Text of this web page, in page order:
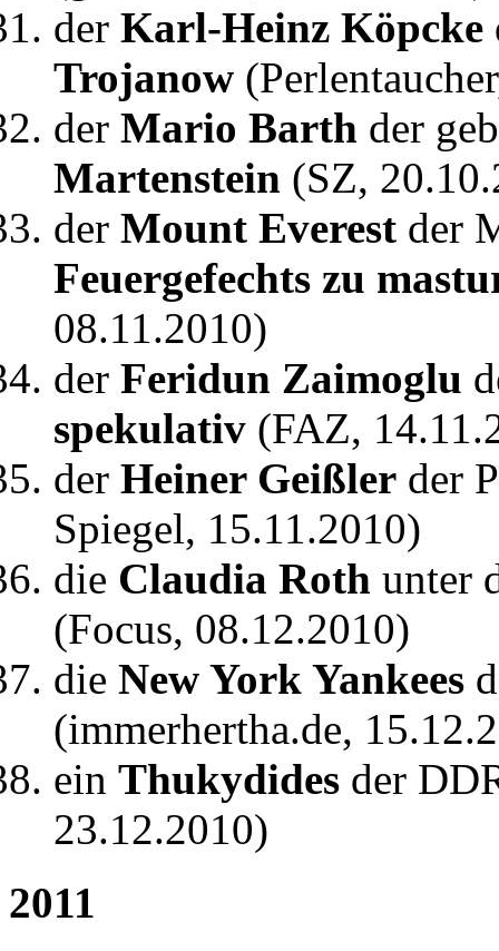
der Karl-Heinz Köpcke
Trojanow
der Mario Barth der
Martenstein (SZ,
der Mount Everest der
Feuergefechts zu
08.11.2010)
der Feridun Zaimoglu
spekulativ (FAZ,
der Heiner Geißler der
Spiegel, 15.11.2010)
die Claudia Roth unter
(Focus, 08.12.2010)
die New York Yankees
(immerhertha.de,
ein Thukydides der
23.12.2010)
2011